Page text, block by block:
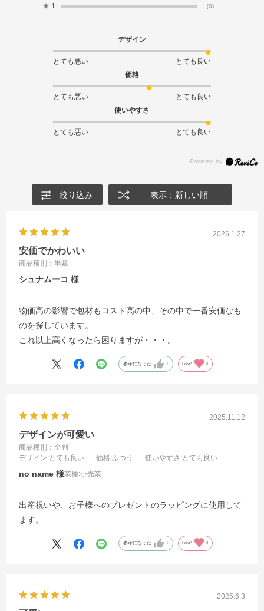
★ 1 (0)
デザイン
とても悪い
とても良い
価格
とても悪い
とても良い
使いやすさ
とても悪い とても良い
絞り込み 表示：新しい順
2026.1.27
安価でかわいい
商品種別：半裁
シュナムーコ
物価高の影響で包材もコスト高の中、その中で一番安価なも
のを探しています。
これ以上高くなったら困りますが・・・。
参考になった 0 Like! 0
2025.11.12
デザインが可愛い
商品種別：全判
デザイン:とても良い 価格:ふつう 使いやすさ :とても良い
no name 業種:小売業
出産祝いや、お子様へのプレゼントのラッピングに使用して
ます。
参考になった 0 Like! 0
2025.6.3